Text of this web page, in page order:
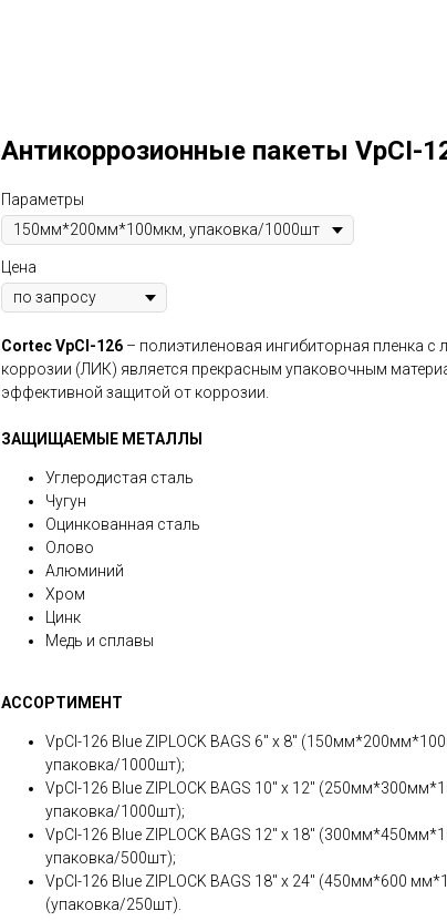
Антикоррозионные пакеты VpCI-
Параметры
Цена
Cortec VpCI-126 – полиэтиленовая ингибиторная пленка с
коррозии (ЛИК) является прекрасным упаковочным
эффективной защитой от коррозии.
ЗАЩИЩАЕМЫЕ МЕТАЛЛЫ
Углеродистая сталь
Чугун
Оцинкованная сталь
Олово
Алюминий
Хром
Цинк
Медь и сплавы
АССОРТИМЕНТ
VpCI-126 Blue ZIPLOCK BAGS 6" х 8"
упаковка/1000шт);
VpCI-126 Blue ZIPLOCK BAGS 10" x 12"
упаковка/1000шт);
VpCI-126 Blue ZIPLOCK BAGS 12" x 18"
упаковка/500шт);
VpCI-126 Blue ZIPLOCK BAGS 18" x 24" (450мм*600
(упаковка/250шт).